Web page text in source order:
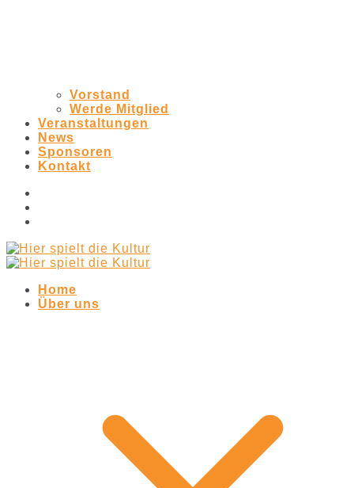
Vorstand
Werde Mitglied
Veranstaltungen
News
Sponsoren
Kontakt
Home
Über uns